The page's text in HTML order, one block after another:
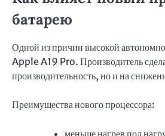
батарею
Одной из причин высокой
Apple A19 Pro. Производитель
производительность, но и на
Преимущества нового процессора:
меньше нагрев под